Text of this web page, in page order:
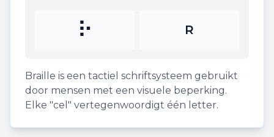
⠗ R
Braille is een tactiel schriftsysteem gebruikt
door mensen met een visuele beperking.
Elke "cel" vertegenwoordigt één letter.